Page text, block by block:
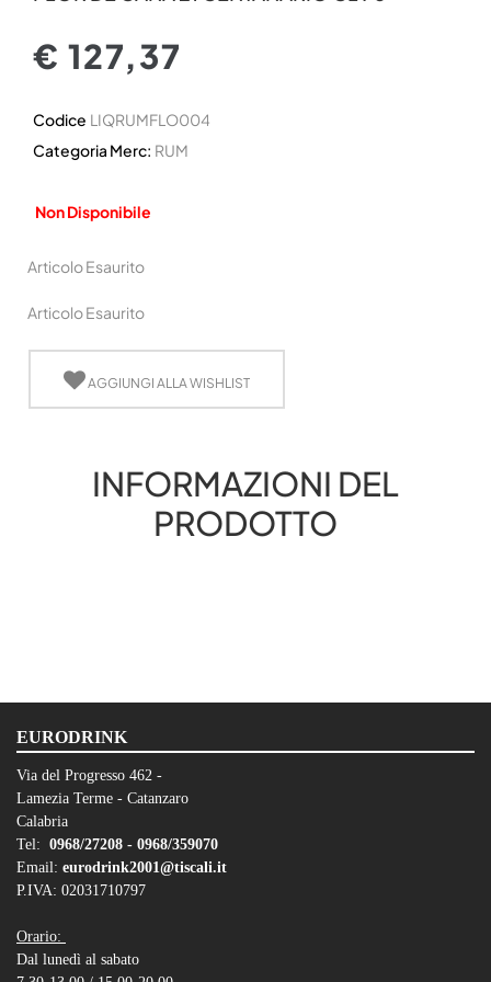
€ 127,37
Codice LIQRUMFLO004
Categoria Merc: RUM
Non Disponibile
Articolo Esaurito
Articolo Esaurito
AGGIUNGI ALLA WISHLIST
INFORMAZIONI DEL
PRODOTTO
EURODRINK
Via del Progresso 462 -
Lamezia Terme - Catanzaro
Calabria
Tel: 0968/27208 - 0968/359070
Email: eurodrink2001@tiscali.it
P.IVA: 02031710797
Orario:
Dal lunedì al sabato